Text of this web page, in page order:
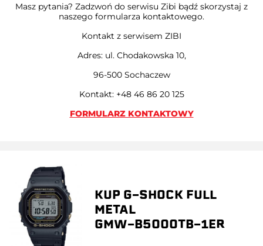
Masz pytania? Zadzwoń do serwisu Zibi bądź skorzystaj z
naszego formularza kontaktowego.
Kontakt z serwisem ZIBI
Adres: ul. Chodakowska 10,
96-500 Sochaczew
Kontakt: +48 46 86 20 125
FORMULARZ KONTAKTOWY
KUP G-SHOCK FULL
METAL
GMW-B5000TB-1ER